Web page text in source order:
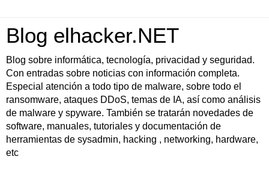
Blog elhacker.NET
Blog sobre informática, tecnología, privacidad y seguridad.
Con entradas sobre noticias con información completa.
Especial atención a todo tipo de malware, sobre todo el
ransomware, ataques DDoS, temas de IA, así como análisis
de malware y spyware. También se tratarán novedades de
software, manuales, tutoriales y documentación de
herramientas de sysadmin, hacking , networking, hardware,
etc